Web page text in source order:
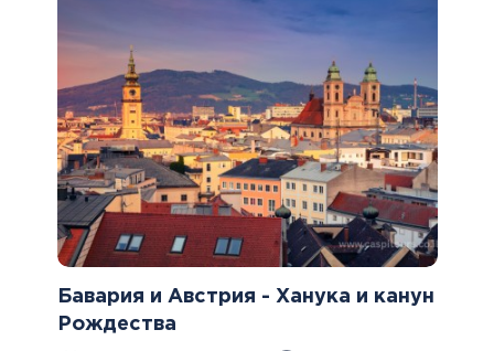
Бавария и Австрия - Ханука и канун
Рождества